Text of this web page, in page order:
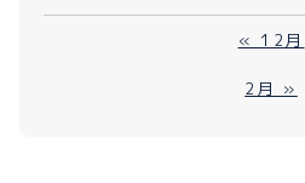
« 12月
2月 »